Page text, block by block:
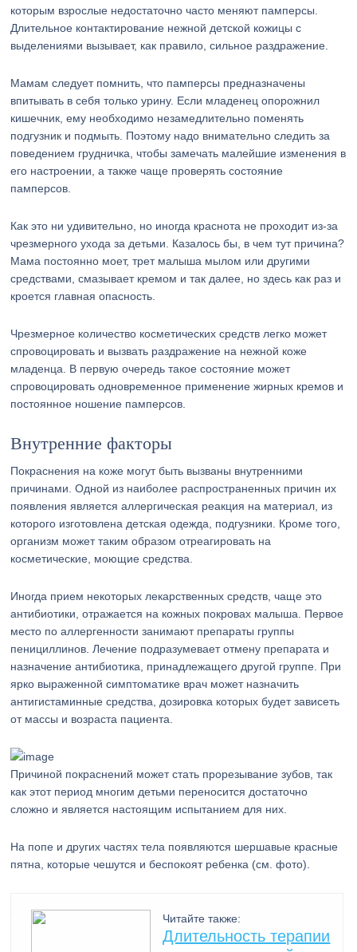
которым взрослые недостаточно часто меняют памперсы.
Длительное контактирование нежной детской кожицы с
выделениями вызывает, как правило, сильное раздражение.
Мамам следует помнить, что памперсы предназначены
впитывать в себя только урину. Если младенец опорожнил
кишечник, ему необходимо незамедлительно поменять
подгузник и подмыть. Поэтому надо внимательно следить за
поведением грудничка, чтобы замечать малейшие изменения в
его настроении, а также чаще проверять состояние
памперсов.
Как это ни удивительно, но иногда краснота не проходит из-за
чрезмерного ухода за детьми. Казалось бы, в чем тут причина?
Мама постоянно моет, трет малыша мылом или другими
средствами, смазывает кремом и так далее, но здесь как раз и
кроется главная опасность.
Чрезмерное количество косметических средств легко может
спровоцировать и вызвать раздражение на нежной коже
младенца. В первую очередь такое состояние может
спровоцировать одновременное применение жирных кремов и
постоянное ношение памперсов.
Внутренние факторы
Покраснения на коже могут быть вызваны внутренними
причинами. Одной из наиболее распространенных причин их
появления является аллергическая реакция на материал, из
которого изготовлена детская одежда, подгузники. Кроме того,
организм может таким образом отреагировать на
косметические, моющие средства.
Иногда прием некоторых лекарственных средств, чаще это
антибиотики, отражается на кожных покровах малыша. Первое
место по аллергенности занимают препараты группы
пенициллинов. Лечение подразумевает отмену препарата и
назначение антибиотика, принадлежащего другой группе. При
ярко выраженной симптоматике врач может назначить
антигистаминные средства, дозировка которых будет зависеть
от массы и возраста пациента.
Причиной покраснений может стать прорезывание зубов, так
как этот период многим детьми переносится достаточно
сложно и является настоящим испытанием для них.
На попе и других частях тела появляются шершавые красные
пятна, которые чешутся и беспокоят ребенка (см. фото).
Читайте также:
Длительность терапии